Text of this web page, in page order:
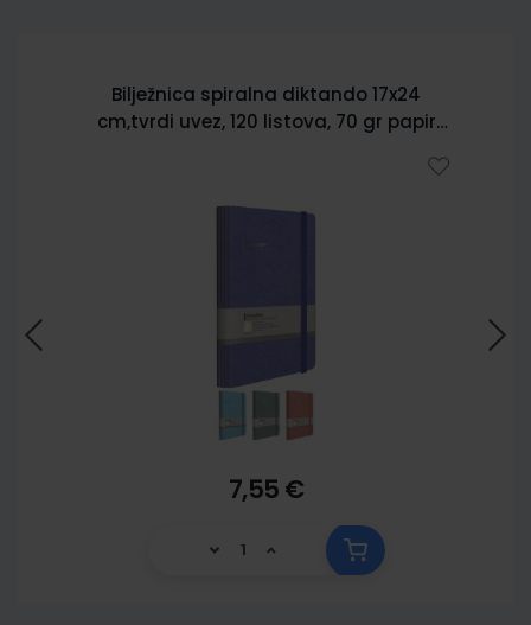
Bilježnica spiralna diktando 17x24
cm,tvrdi uvez, 120 listova, 70 gr papir
7,55 €